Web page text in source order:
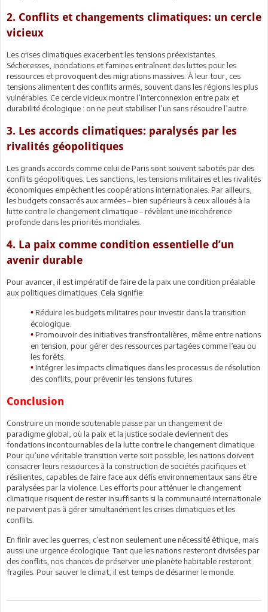
2. Conflits et changements climatiques: un cercle
vicieux
Les crises climatiques exacerbent les tensions préexistantes.
Sécheresses, inondations et famines entraînent des luttes pour les
ressources et provoquent des migrations massives. À leur tour, ces
tensions alimentent des conflits armés, souvent dans les régions les plus
vulnérables. Ce cercle vicieux montre l’interconnexion entre paix et
durabilité écologique : on ne peut stabiliser l’un sans résoudre l’autre.
3. Les accords climatiques: paralysés par les
rivalités géopolitiques
Les grands accords comme celui de Paris sont souvent sabotés par des
conflits géopolitiques. Les sanctions, les tensions militaires et les rivalités
économiques empêchent les coopérations internationales. Par ailleurs,
les budgets consacrés aux armées – bien supérieurs à ceux alloués à la
lutte contre le changement climatique – révèlent une incohérence
profonde dans les priorités mondiales.
4. La paix comme condition essentielle d’un
avenir durable
Pour avancer, il est impératif de faire de la paix une condition préalable
aux politiques climatiques. Cela signifie:
• Réduire les budgets militaires pour investir dans la transition
écologique.
• Promouvoir des initiatives transfrontalières, même entre nations
en tension, pour gérer des ressources partagées comme l’eau ou
les forêts.
• Intégrer les impacts climatiques dans les processus de résolution
des conflits, pour prévenir les tensions futures.
Conclusion
Construire un monde soutenable passe par un changement de
paradigme global, où la paix et la justice sociale deviennent des
fondations incontournables de la lutte contre le changement climatique.
Pour qu’une véritable transition verte soit possible, les nations doivent
consacrer leurs ressources à la construction de sociétés pacifiques et
résilientes, capables de faire face aux défis environnementaux sans être
paralysées par la violence. Les efforts pour atténuer le changement
climatique risquent de rester insuffisants si la communauté internationale
ne parvient pas à gérer simultanément les crises climatiques et les
conflits.
En finir avec les guerres, c’est non seulement une nécessité éthique, mais
aussi une urgence écologique. Tant que les nations resteront divisées par
des conflits, nos chances de préserver une planète habitable resteront
fragiles. Pour sauver le climat, il est temps de désarmer le monde.